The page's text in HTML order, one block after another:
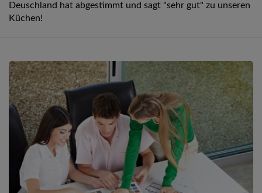
Deuschland hat abgestimmt und sagt "sehr gut" zu unseren
Küchen!